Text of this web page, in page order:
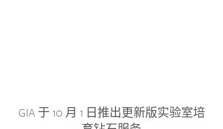
GIA 于 10 月 1 日推出更新版实验室培